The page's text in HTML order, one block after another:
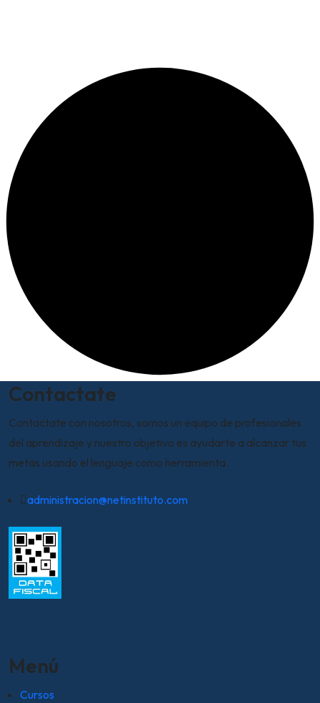
Contactate
Contactate con nosotros, somos un equipo de profesionales
del aprendizaje y nuestro objetivo es ayudarte a alcanzar tus
metas usando el lenguaje como herramienta.
administracion@netinstituto.com
Menú
Cursos